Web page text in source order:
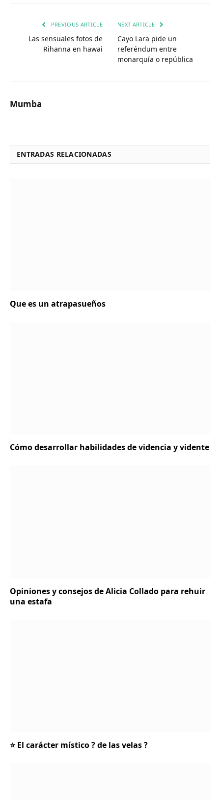
PREVIOUS ARTICLE
Las sensuales fotos de
Rihanna en hawai
NEXT ARTICLE
Cayo Lara pide un
referéndum entre
monarquía o república
Mumba
ENTRADAS RELACIONADAS
Que es un atrapasueños
Cómo desarrollar habilidades de videncia y vidente
Opiniones y consejos de Alicia Collado para rehuir
una estafa
⭐ El carácter místico ? de las velas ?